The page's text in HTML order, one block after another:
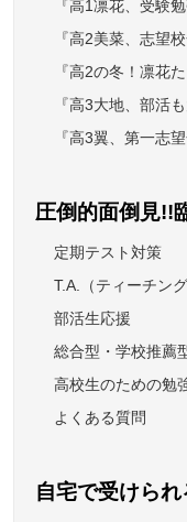
『高1凛花、受験
『高2美菜、志望
『高2の冬！凛花
『高3大地、部活
『高3翼、第一志
圧倒的面倒見!!
定期テスト対策
T.A.（ティーチン
部活生応援
総合型・学校推薦
高校生のための勉
よくある質問
自宅で受けられ